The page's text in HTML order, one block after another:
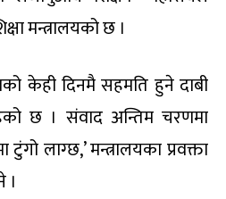
मन्त्रालयको छ ।
केही दिनमै सहमति हुने दाबी
छ । संवाद अन्तिम चरणमा
लाग्छ,’ मन्त्रालयका प्रवक्ता
।